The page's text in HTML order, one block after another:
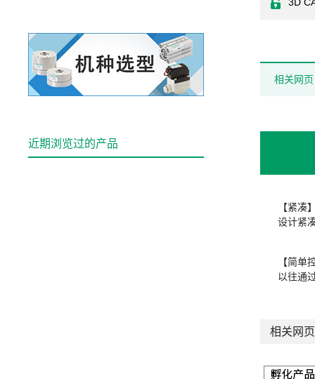
相关网页
【紧凑
设计紧
【简单
以往通
相关网页
近期浏览过的产品